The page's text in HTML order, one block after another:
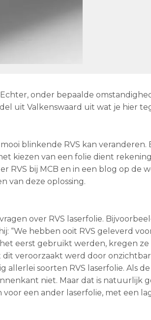
onder bepaalde
uit Valkenswaard uit wat je hier
blinkende RVS kan veranderen.
kiezen van een folie dient
RVS bij MCB en in een blog op de
van deze oplossing.
over RVS laserfolie.
“We hebben ooit RVS geleverd
eerst gebruikt werden, kregen ze
veroorzaakt werd door
soorten RVS laserfolie. Als
niet. Maar dat is natuurlijk
een ander laserfolie, met een